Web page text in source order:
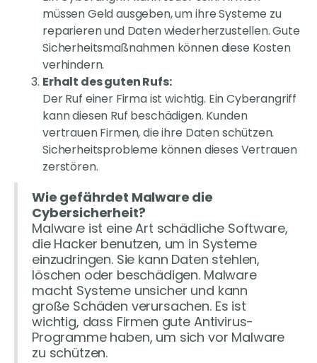
müssen Geld ausgeben, um ihre Systeme zu
reparieren und Daten wiederherzustellen. Gute
Sicherheitsmaßnahmen können diese Kosten
verhindern.
Erhalt des guten Rufs:
Der Ruf einer Firma ist wichtig. Ein Cyberangriff
kann diesen Ruf beschädigen. Kunden
vertrauen Firmen, die ihre Daten schützen.
Sicherheitsprobleme können dieses Vertrauen
zerstören.
Wie gefährdet Malware die
Cybersicherheit?
Malware ist eine Art schädliche Software,
die Hacker benutzen, um in Systeme
einzudringen. Sie kann Daten stehlen,
löschen oder beschädigen. Malware
macht Systeme unsicher und kann
große Schäden verursachen. Es ist
wichtig, dass Firmen gute Antivirus-
Programme haben, um sich vor Malware
zu schützen.